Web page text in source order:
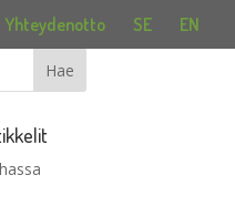
Yhteydenotto SE EN